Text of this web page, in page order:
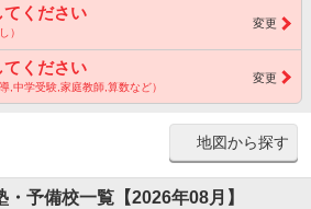
てください
）
変更
てください
導,中学受験,家庭教師,算数など）
変更
地図から探す
・予備校一覧【2026年08月】